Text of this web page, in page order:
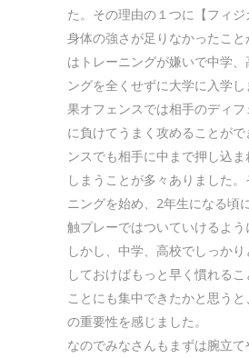
た。その理由の１つに【フィジ
身体の強さが足りなかったこ
はトレーニングが嫌いで中学、
ングを全くせずに大学に入学
果オフェンスでは相手のディ
に負けてうまく攻めることがで
ンスでも相手に中まで押し込
しまうことが多々ありました
ニングを始め、2年生になる頃
触プレーではついていけるよう
しかし、中学、高校でしっか
しておけばもっと早く慣れる
ことにも集中できたかと思う
の重要性を感じました。
なのでみなさんもまずは腕立